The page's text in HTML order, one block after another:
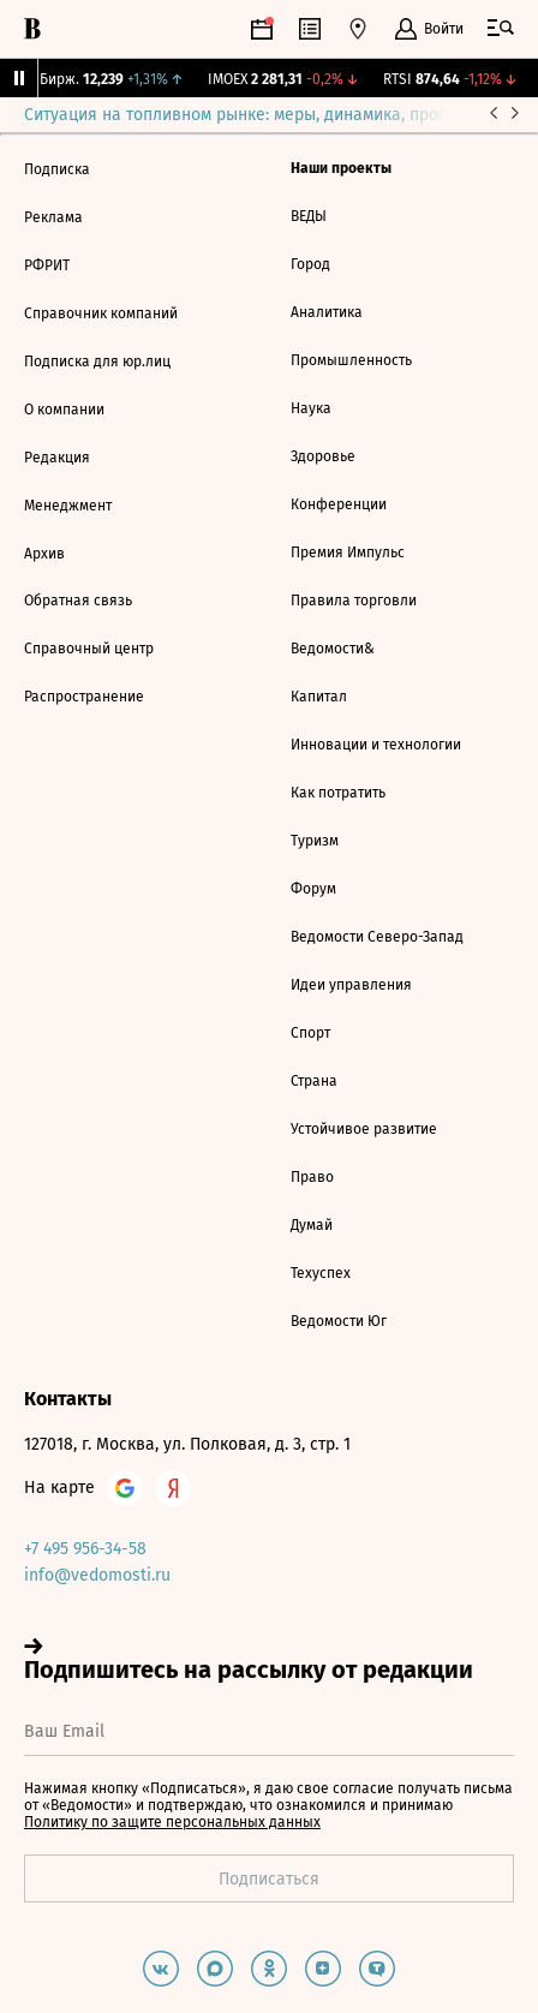
Войти
CNY Бирж. 12,239 +1,31%↑ IMOEX 2 281,31 -0,2%↓ RTSI 874,64 -1,12%↓
Ситуация на топливном рынке: меры, динамика, прогнозы
Подписка
Реклама
РФРИТ
Справочник компаний
Подписка для юр.лиц
О компании
Редакция
Менеджмент
Архив
Обратная связь
Справочный центр
Распространение
Наши проекты
ВЕДЫ
Город
Аналитика
Промышленность
Наука
Здоровье
Конференции
Премия Импульс
Правила торговли
Ведомости&
Капитал
Инновации и технологии
Как потратить
Туризм
Форум
Ведомости Северо-Запад
Идеи управления
Спорт
Страна
Устойчивое развитие
Право
Думай
Техуспех
Ведомости Юг
Контакты
127018, г. Москва, ул. Полковая, д. 3, стр. 1
На карте
+7 495 956-34-58
info@vedomosti.ru
Нажимая кнопку «Подписаться», я даю свое согласие получать письма
от «Ведомости» и подтверждаю, что ознакомился и принимаю
Политику по защите персональных данных